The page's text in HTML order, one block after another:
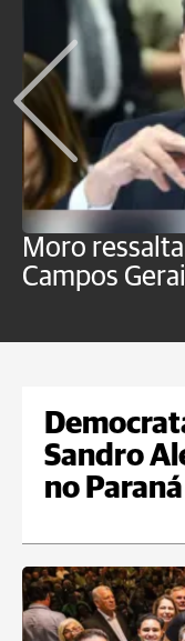
Moro
Campos
Sandro
no Paraná